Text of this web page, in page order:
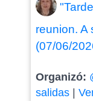
reunion. A
(07/06/
Organizó:
salidas|